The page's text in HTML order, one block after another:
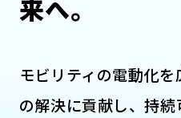
来へ。
モビリティの電動化
の解決に貢献し、持続